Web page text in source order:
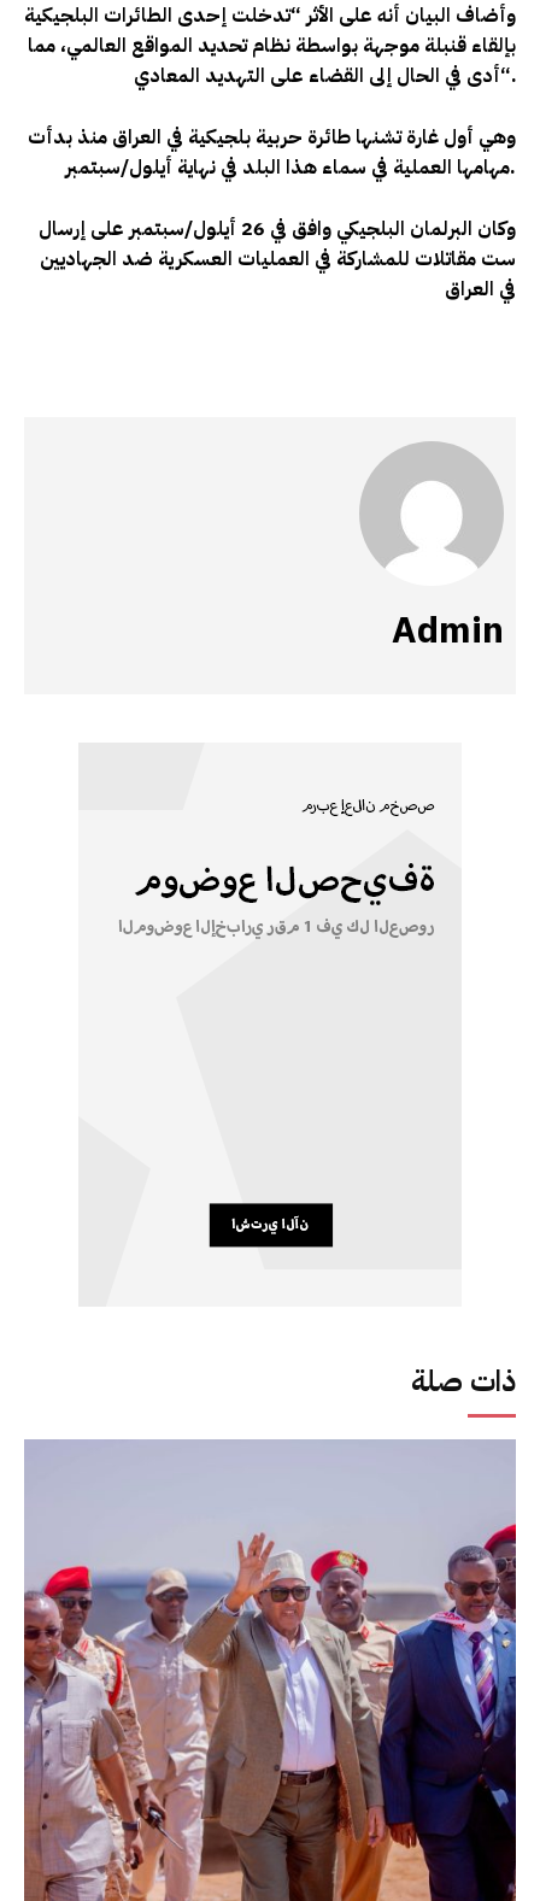
ذات صلة
وأضاف البيان أنه على الأثر “تدخلت إحدى الطائرات البلجيكية
بإلقاء قنبلة موجهة بواسطة نظام تحديد المواقع العالمي، مما
أدى في الحال إلى القضاء على التهديد المعادي“.
وهي أول غارة تشنها طائرة حربية بلجيكية في العراق منذ بدأت
مهامها العملية في سماء هذا البلد في نهاية أيلول/سبتمبر.
وكان البرلمان البلجيكي وافق في 26 أيلول/سبتمبر على إرسال
ست مقاتلات للمشاركة في العمليات العسكرية ضد الجهاديين
في العراق
Admin